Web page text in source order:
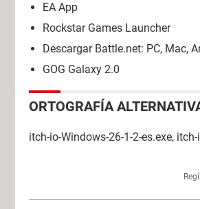
EA App
Rockstar Games Launcher
Descargar Battle.net: PC, Mac,
GOG Galaxy 2.0
ORTOGRAFÍA
itch-io-Windows-26-1-2-es.exe,